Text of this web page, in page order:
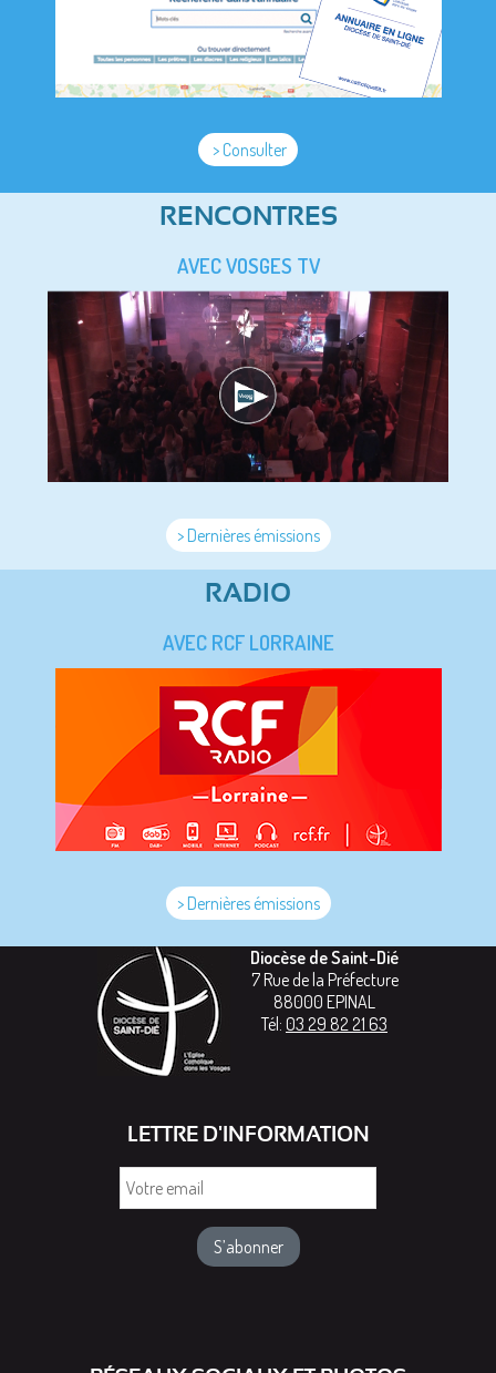
> Consulter
RENCONTRES
AVEC VOSGES TV
> Dernières émissions
RADIO
AVEC RCF LORRAINE
> Dernières émissions
Diocèse de Saint-Dié
7 Rue de la Préfecture
88000 EPINAL
Tél: 03 29 82 21 63
LETTRE D'INFORMATION